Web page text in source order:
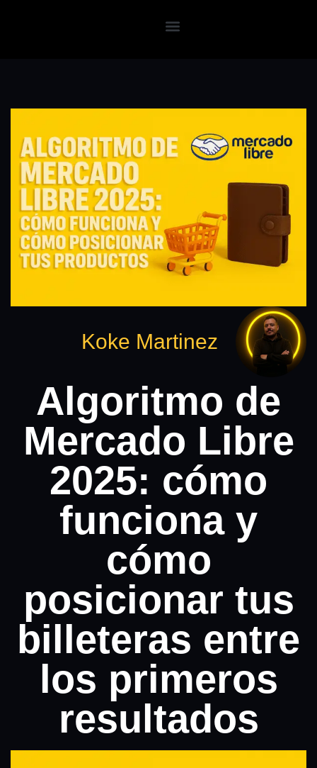
Koke Martinez
Algoritmo de
Mercado Libre
2025: cómo
funciona y
cómo
posicionar tus
billeteras entre
los primeros
resultados